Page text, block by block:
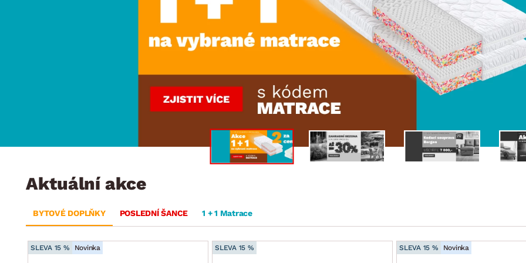
STOLOVÁNÍ A VAŘENÍ
Jídelní servis
Příbory
Pánve
Zobrazit vše
DOMÁCÍ SPOTŘEBIČE ZAHRADNÍ
Jídelní sestavy
Aktuální akce
BYTOVÉ DOPLŇKY POSLEDNÍ ŠANCE 1 + 1 Matrace
SLEVA 15 % Novinka SLEVA 15 % SLEVA 15 % Novinka